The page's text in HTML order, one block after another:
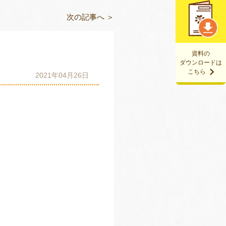
資料の
ダウンロードは
こちら
次の記事へ ＞
2021年04月26日